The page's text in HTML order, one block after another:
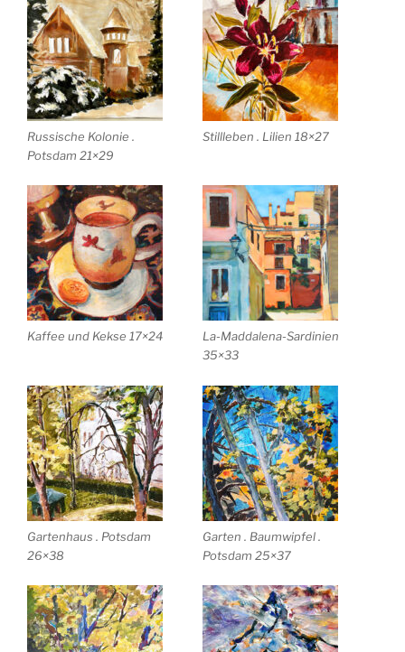
Russische Kolonie .
Potsdam 21×29
Stillleben . Lilien 18×27
Kaffee und Kekse 17×24
La-Maddalena-Sardinien
35×33
Gartenhaus . Potsdam
26×38
Garten . Baumwipfel .
Potsdam 25×37